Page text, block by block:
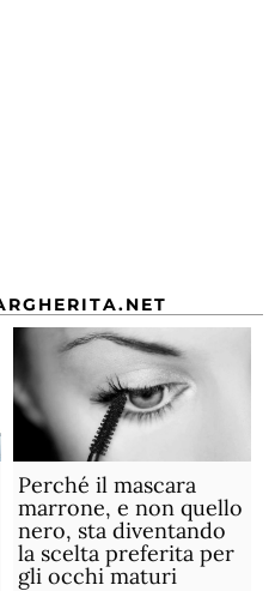
Perché il mascara
marrone, e non quello
nero, sta diventando
la scelta preferita per
gli occhi maturi